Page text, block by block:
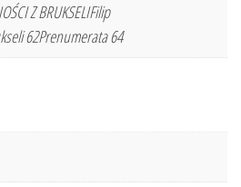
Z BRUKSELIFilip
62Prenumerata 64